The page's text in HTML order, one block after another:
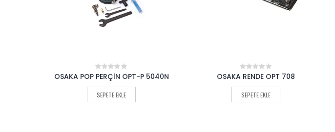
0
of
5
OSAKA RENDE OPT 708
SEPETE EKLE
0
of
5
OSAKA MATKAP OPT 232 (SAĞ-SOL)
SEPETE EKLE